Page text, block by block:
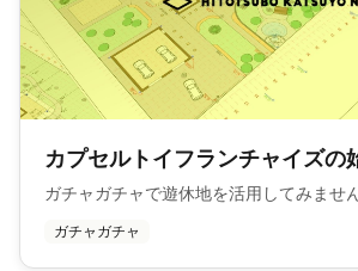
カプセルトイフランチャイズの
ガチャガチャで遊休地を活用してみませ
ガチャガチャ